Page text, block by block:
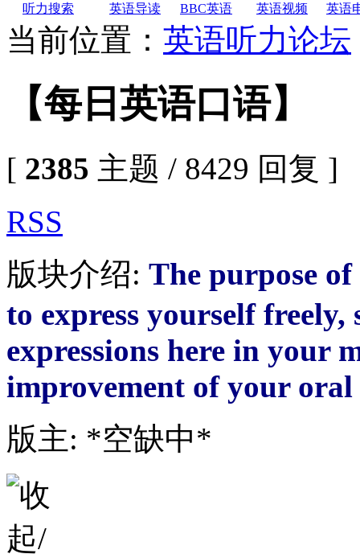
听力搜索
英语导读 BBC英语 英语视频 英语
当前位置： 英语听力论坛
【每日英语口语】
[ 2385 主题 / 8429 回复 ]
RSS
版块介绍: The purpose
to express yourself
expressions here in your
improvement of your oral
版主: *空缺中*